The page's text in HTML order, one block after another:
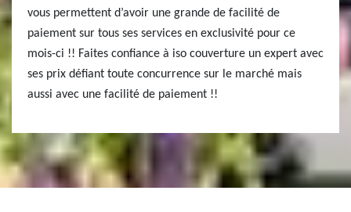
vous permettent d’avoir une grande de facilité de
paiement sur tous ses services en exclusivité pour ce
mois-ci !! Faites confiance à iso couverture un expert avec
ses prix défiant toute concurrence sur le marché mais
aussi avec une facilité de paiement !!